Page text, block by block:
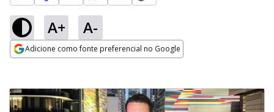
A+ A-
Adicione como fonte preferencial no Google